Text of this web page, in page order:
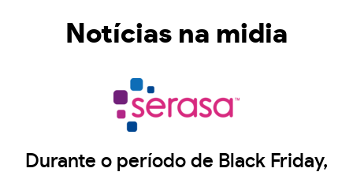
Notícias na midia
Durante o período de Black Friday,